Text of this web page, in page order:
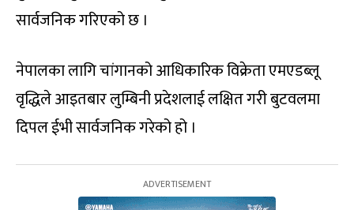
सार्वजनिक गरिएको छ ।
नेपालका लागि चांगानको आधिकारिक विक्रेता एमएडब्लू
वृद्धिले आइतबार लुम्बिनी प्रदेशलाई लक्षित गरी बुटवलमा
दिपल ईभी सार्वजनिक गरेको हो ।